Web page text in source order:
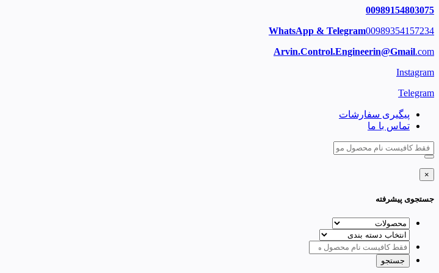
00989154803075
WhatsApp & Telegram00989354157234
Arvin.Control.Engineerin@Gmail.com
Instagram
Telegram
پیگیری سفارشات
تماس با ما
×
جستجوی پیشرفته